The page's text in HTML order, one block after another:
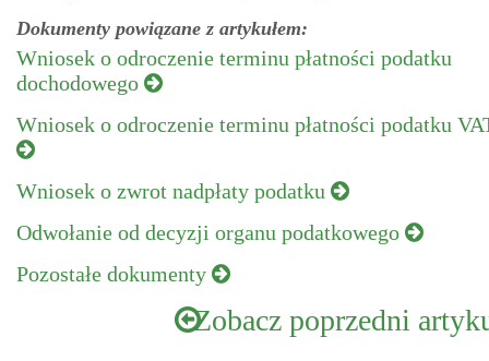
Dokumenty powiązane z artykułem:
Wniosek o odroczenie terminu płatności podatku
dochodowego
Wniosek o odroczenie terminu płatności podatku
Wniosek o zwrot nadpłaty podatku
Odwołanie od decyzji organu podatkowego
Pozostałe dokumenty
Zobacz poprzedni